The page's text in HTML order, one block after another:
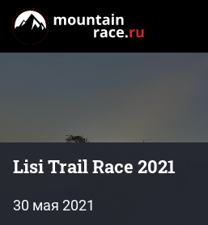
Lisi Trail Race 2021
30 мая 2021